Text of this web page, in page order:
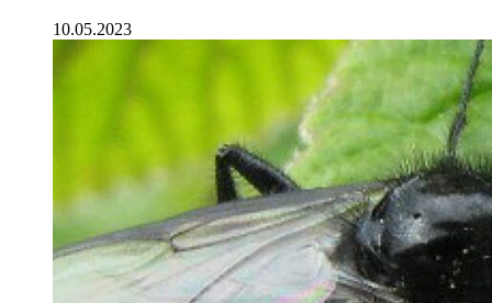
10.05.2023